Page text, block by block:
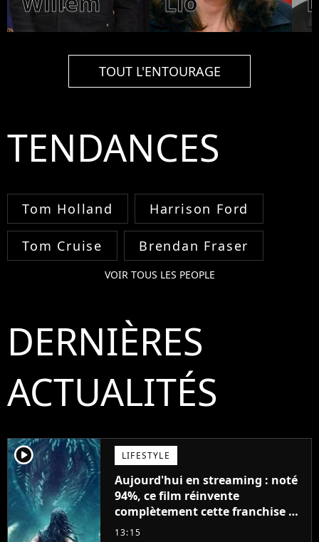
TOUT L'ENTOURAGE
TENDANCES
Tom Holland Harrison Ford
Tom Cruise Brendan Fraser
VOIR TOUS LES PEOPLE
DERNIÈRES
ACTUALITÉS
player2 LIFESTYLE
Aujourd'hui en streaming : noté
94%, ce film réinvente
complètement cette franchise de
science-fiction vieille de 40 ans
13:15